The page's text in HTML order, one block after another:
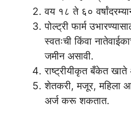
वय १८ ते ६०
पोल्ट्री फार्म
स्वतःची किंवा
जमीन असावी.
राष्ट्रीयीकृत बँकेत
शेतकरी, मजूर, महिला
अर्ज करू शकतात.